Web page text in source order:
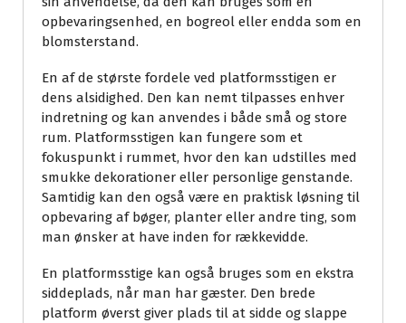
opbevaringsenhed, en bogreol eller endda som en
blomsterstand.
En af de største fordele ved platformsstigen er
dens alsidighed. Den kan nemt tilpasses enhver
indretning og kan anvendes i både små og store
rum. Platformsstigen kan fungere som et
fokuspunkt i rummet, hvor den kan udstilles med
smukke dekorationer eller personlige genstande.
Samtidig kan den også være en praktisk løsning til
opbevaring af bøger, planter eller andre ting, som
man ønsker at have inden for rækkevidde.
En platformsstige kan også bruges som en ekstra
siddeplads, når man har gæster. Den brede
platform øverst giver plads til at sidde og slappe